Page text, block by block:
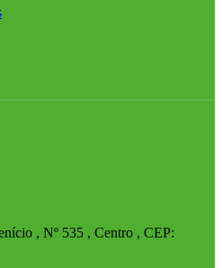
, Nº 535 , Centro , CEP: